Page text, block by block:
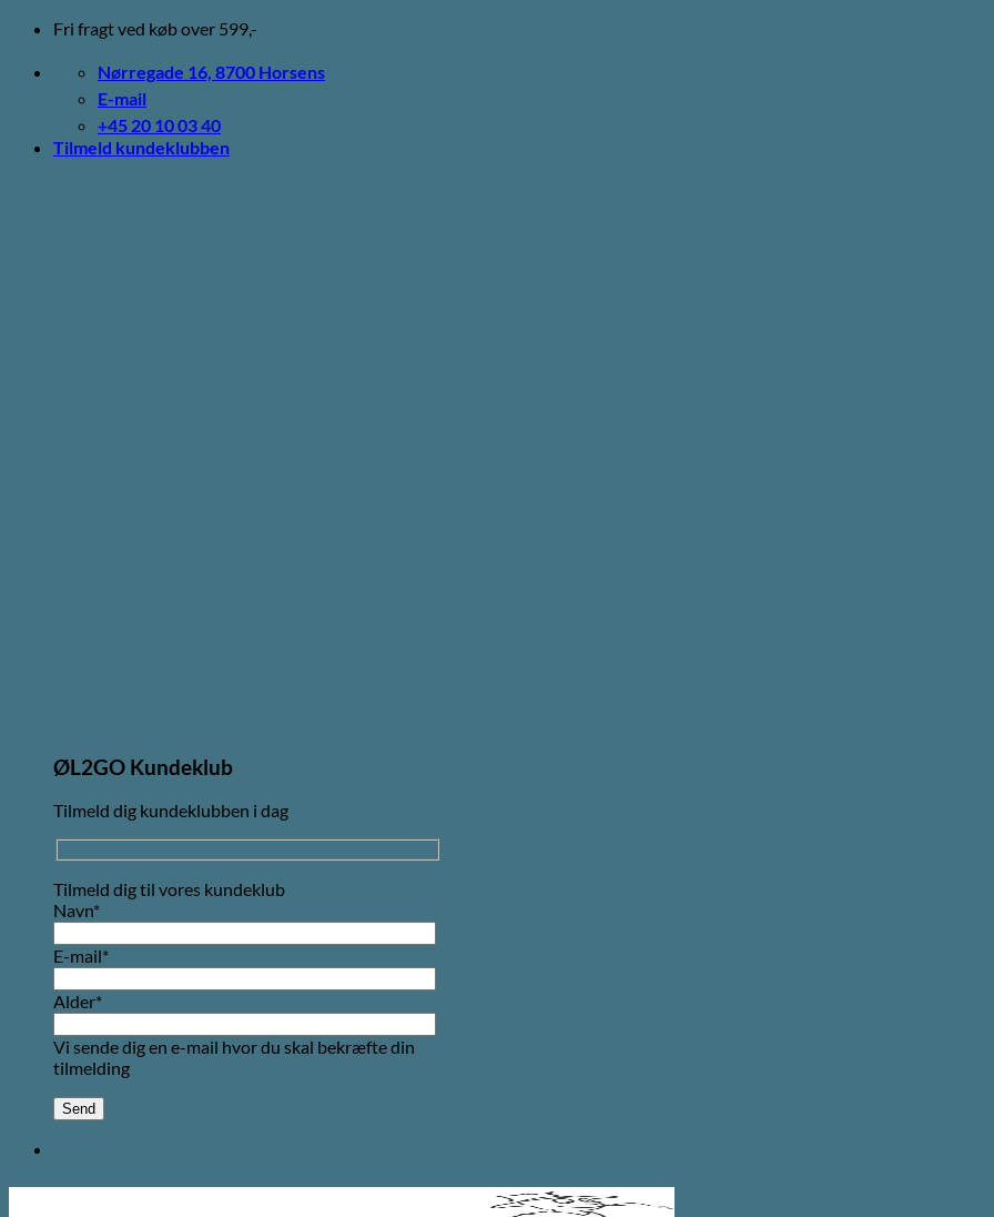
Fortsæt
indhold
Fri fragt ved køb over 599,-
Nørregade 16, 8700 Horsens
E-mail
+45 20 10 03 40
Tilmeld kundeklubben
ØL2GO Kundeklub
Tilmeld dig kundeklubben i dag
Tilmeld dig til vores kundeklub
Navn*
E-mail*
Alder*
Vi sende dig en e-mail hvor du skal bekræfte din
tilmelding